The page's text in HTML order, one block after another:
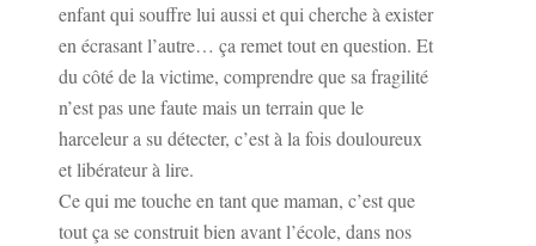
enfant qui souffre lui aussi et qui cherche à exister
en écrasant l’autre… ça remet tout en question. Et
du côté de la victime, comprendre que sa fragilité
n’est pas une faute mais un terrain que le
harceleur a su détecter, c’est à la fois douloureux
et libérateur à lire.
Ce qui me touche en tant que maman, c’est que
tout ça se construit bien avant l’école, dans nos